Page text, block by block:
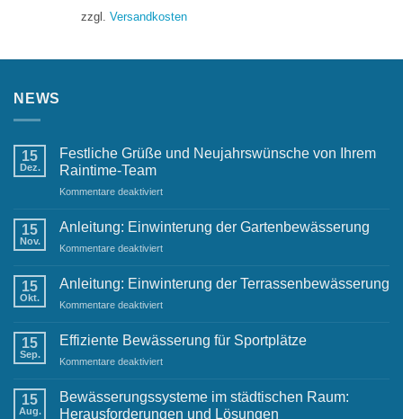
war:
zzgl. Versandkosten
NEWS
15
Dez.
Festliche Grüße und Neujahrswünsche von Ihrem
Raintime-Team
Kommentare deaktiviertfür
Grüße
Neujahrswünsche
Ihrem
15
Nov.
Anleitung: Einwinterung der Gartenbewässerung
Kommentare deaktiviertfür
Einwinterung
Gartenbewässerung
15
Okt.
Anleitung: Einwinterung der Terrassenbewässerung
Kommentare deaktiviertfür
Einwinterung
Terrassenbewässerung
15
Sep.
Effiziente Bewässerung für Sportplätze
Kommentare deaktiviertfür
Bewässerung
für
15
Aug.
Bewässerungssysteme im städtischen Raum:
Herausforderungen und Lösungen